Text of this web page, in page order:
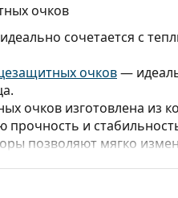
очков
сочетается с
очков—
очков изготовлена из
прочность и
позволяют мягко
или поломку.